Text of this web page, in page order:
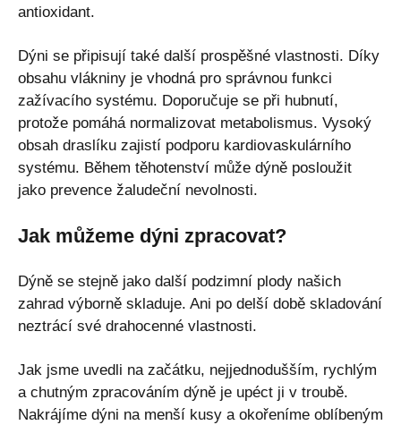
antioxidant.
Dýni se připisují také další prospěšné vlastnosti. Díky
obsahu vlákniny je vhodná pro správnou funkci
zažívacího systému. Doporučuje se při hubnutí,
protože pomáhá normalizovat metabolismus. Vysoký
obsah draslíku zajistí podporu kardiovaskulárního
systému. Během těhotenství může dýně posloužit
jako prevence žaludeční nevolnosti.
Jak můžeme dýni zpracovat?
Dýně se stejně jako další podzimní plody našich
zahrad výborně skladuje. Ani po delší době skladování
neztrácí své drahocenné vlastnosti.
Jak jsme uvedli na začátku, nejjednodušším, rychlým
a chutným zpracováním dýně je upéct ji v troubě.
Nakrájíme dýni na menší kusy a okořeníme oblíbeným